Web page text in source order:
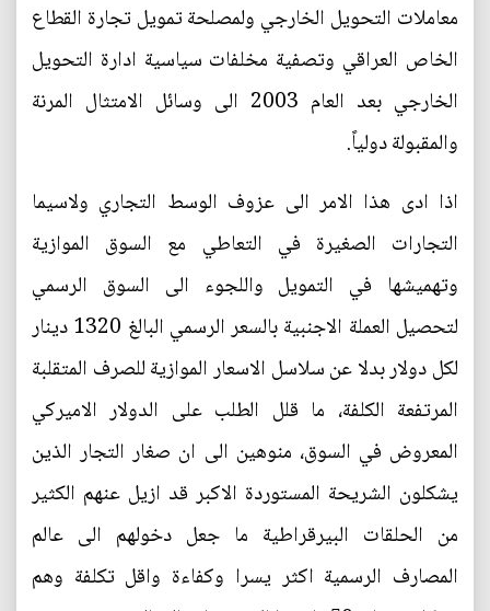
معاملات التحويل الخارجي ولمصلحة تمويل تجارة القطاع
الخاص العراقي وتصفية مخلفات سياسية ادارة التحويل
الخارجي بعد العام 2003 الى وسائل الامتثال المرنة
والمقبولة دولياً.
اذا ادى هذا الامر الى عزوف الوسط التجاري ولاسيما
التجارات الصغيرة في التعاطي مع السوق الموازية
وتهميشها في التمويل واللجوء الى السوق الرسمي
لتحصيل العملة الاجنبية بالسعر الرسمي البالغ 1320 دينار
لكل دولار بدلا عن سلاسل الاسعار الموازية للصرف المتقلبة
المرتفعة الكلفة، ما قلل الطلب على الدولار الاميركي
المعروض في السوق، منوهين الى ان صغار التجار الذين
يشكلون الشريحة المستوردة الاكبر قد ازيل عنهم الكثير
من الحلقات البيرقراطية ما جعل دخولهم الى عالم
المصارف الرسمية اكثر يسرا وكفاءة واقل تكلفة وهم